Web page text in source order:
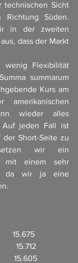
technischen Sicht
Süden.
in der zweiten
dass der Markt
Flexibilität
summarum
Kurs am
wieder alles
Auf jeden Fall ist
Short-Seite zu
wir ein
mit einem sehr
da wir ja eine
15.675
15.712
15.605